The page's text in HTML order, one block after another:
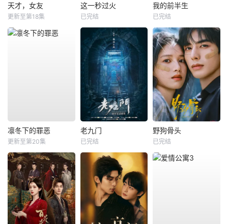
天才，女友
更新至第18集
这一秒过火
已完结
我的前半生
已完结
凛冬下的罪恶
更新至第20集
老九门
已完结
野狗骨头
已完结